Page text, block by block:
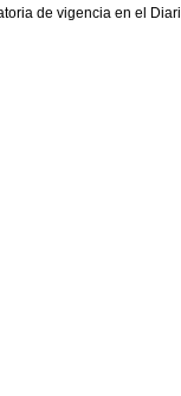
de vigencia en el